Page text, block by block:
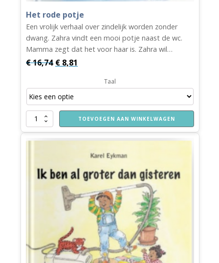
Het rode potje
Een vrolijk verhaal over zindelijk worden zonder
dwang. Zahra vindt een mooi potje naast de wc.
Mamma zegt dat het voor haar is. Zahra wil…
€16,74 Oorspronkelijke
was:
€ 16,74.
€ 8,81
is:
€ 8,81.
Taal
Het
rode
TOEVOEGEN AAN WINKELWAGEN